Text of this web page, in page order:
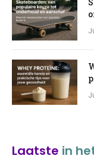
Laatste in